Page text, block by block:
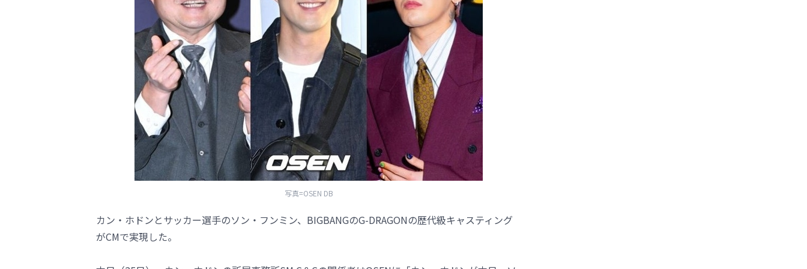
写真=OSEN DB
カン・ホドンとサッカー選手のソン・フンミン、BIGBANGのG-DRAGONの歴代級キャスティング
がCMで実現した。